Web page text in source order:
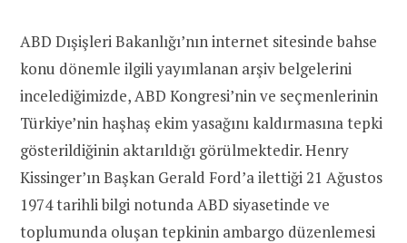
ABD Dışişleri Bakanlığı’nın internet sitesinde bahse
konu dönemle ilgili yayımlanan arşiv belgelerini
incelediğimizde, ABD Kongresi’nin ve seçmenlerinin
Türkiye’nin haşhaş ekim yasağını kaldırmasına tepki
gösterildiğinin aktarıldığı görülmektedir. Henry
Kissinger’ın Başkan Gerald Ford’a ilettiği 21 Ağustos
1974 tarihli bilgi notunda ABD siyasetinde ve
toplumunda oluşan tepkinin ambargo düzenlemesi